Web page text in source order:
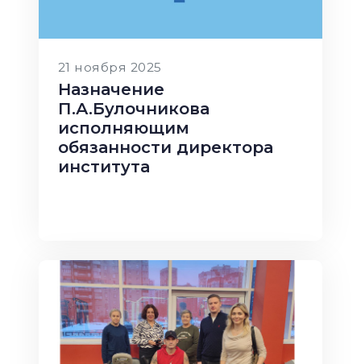
21 ноября 2025
Назначение
П.А.Булочникова
исполняющим
обязанности директора
института